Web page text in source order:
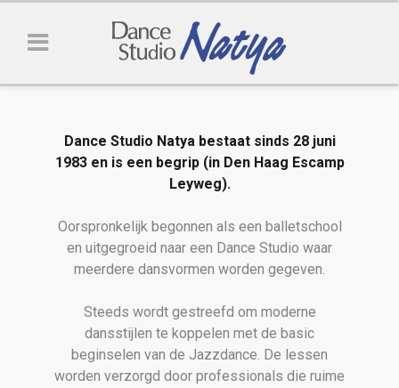
Dance Studio Natya bestaat sinds 28 juni
1983 en is een begrip (in Den Haag Escamp
Leyweg).
Oorspronkelijk begonnen als een balletschool
en uitgegroeid naar een Dance Studio waar
meerdere dansvormen worden gegeven.
Steeds wordt gestreefd om moderne
dansstijlen te koppelen met de basic
beginselen van de Jazzdance. De lessen
worden verzorgd door professionals die ruime